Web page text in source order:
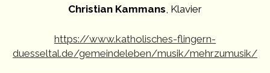
Christian Kammans, Klavier
https://www.katholisches-flingern-
duesseltal.de/gemeindeleben/musik/mehrzumusik/